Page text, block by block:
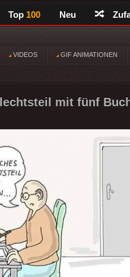
Top 100 Neu
VIDEOS GIF ANIMATIONEN
mit fünf